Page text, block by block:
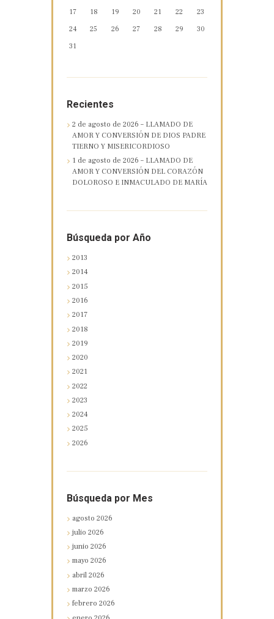
17
18 19 20 21 22
23
24
25 26 27 28 29
30
31
Recientes
2 de agosto de 2026 – LLAMADO DE
AMOR Y CONVERSIÓN DE DIOS PADRE
TIERNO Y MISERICORDIOSO
1 de agosto de 2026 – LLAMADO DE
AMOR Y CONVERSIÓN DEL CORAZÓN
DOLOROSO E INMACULADO DE MARÍA
Búsqueda por Año
2013
2014
2015
2016
2017
2018
2019
2020
2021
2022
2023
2024
2025
2026
Búsqueda por Mes
agosto2026
julio2026
junio2026
mayo2026
abril2026
marzo2026
febrero2026